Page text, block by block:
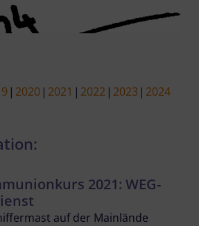
2020 2021 2022 2023 2024
2021: WEG-
auf der Mainlände